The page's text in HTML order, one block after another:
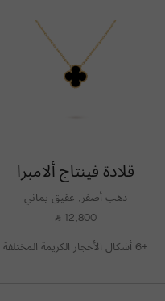
قلادة فينتاج ألامبرا
ذهب أصفر, عقيق يماني
12,800
⃁
+6 أشكال الأحجار الكريمة المختلفة